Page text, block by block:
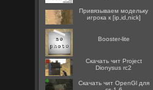
Привязываем модельку
игрока к [ip,id,nick]
Booster-lite
Скачать чит Project
Dionysus rc2
Скачать чит OpenGl для